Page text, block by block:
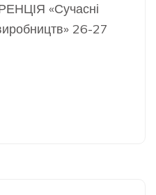
«Сучасні
26-27